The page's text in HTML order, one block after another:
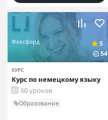
Фоксфорд
5
54
КУРС
Курс по немецкому языку
60 уроков
Образование